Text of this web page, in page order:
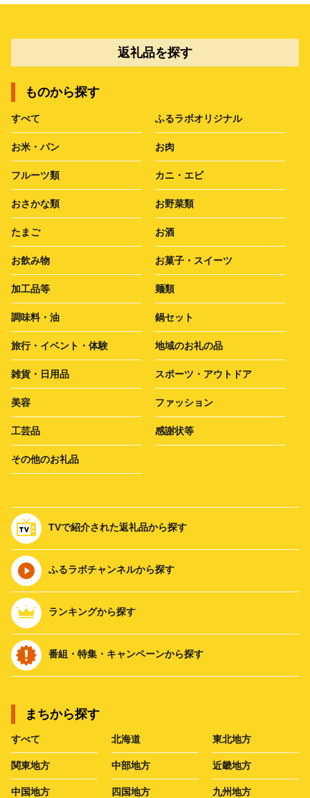
返礼品を探す
ものから探す
すべて ふるラボオリジナル
お米・パン お肉
フルーツ類 カニ・エビ
おさかな類 お野菜類
たまご お酒
お飲み物 お菓子・スイーツ
加工品等 麺類
調味料・油 鍋セット
旅行・イベント・体験 地域のお礼の品
雑貨・日用品 スポーツ・アウトドア
美容 ファッション
工芸品 感謝状等
その他のお礼品
TVで紹介された返礼品から探す
ふるラボチャンネルから探す
ランキングから探す
番組・特集・キャンペーンから探す
まちから探す
すべて 北海道 東北地方
関東地方 中部地方 近畿地方
中国地方 四国地方 九州地方